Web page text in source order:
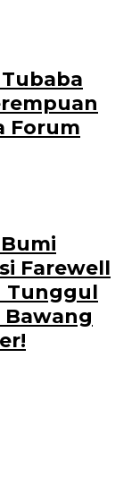
Forum
Farewell
Tunggul
Bawang